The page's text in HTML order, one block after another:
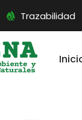
Trazabilidad